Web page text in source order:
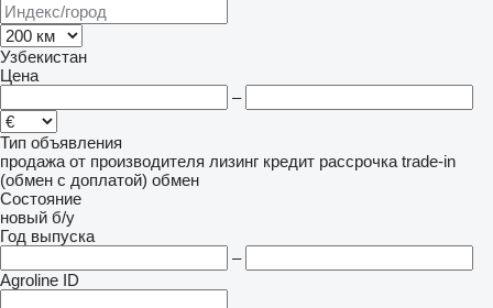
Узбекистан
Цена
–
Тип объявления
продажа от производителя лизинг кредит рассрочка trade-in
(обмен с доплатой) обмен
Состояние
новый б/у
Год выпуска
–
Agroline ID